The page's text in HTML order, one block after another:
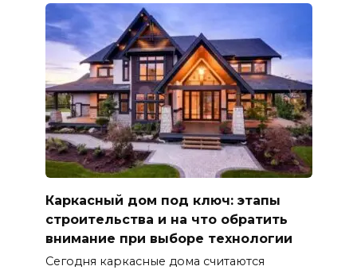
Каркасный дом под ключ: этапы
строительства и на что обратить
внимание при выборе технологии
Сегодня каркасные дома считаются